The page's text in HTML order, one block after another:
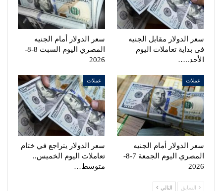
سعر الدولار مقابل الجنيه
فى بداية تعاملات اليوم
الأحد..…
سعر الدولار أمام الجنيه
المصري اليوم السبت 8-8-
2026
عملات
سعر الدولار أمام الجنيه
المصري اليوم الجمعة 7-8-
2026
عملات
سعر الدولار يتراجع في ختام
تعاملات اليوم الخميس..
متوسط…
السابق التالي